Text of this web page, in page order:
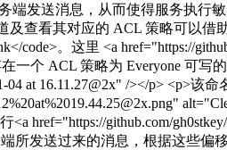
端发送消息，从而使得服务执行
看其对应的 ACL 策略可以借助
code>。这里 <a href="https://
一个 ACL 策略为 Everyone 可写
04 at 16.11.27@2x" /></p> <p>该
href="https://github.com/
发送过来的消息，根据这些偏